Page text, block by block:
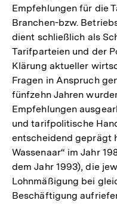
Empfehlungen für die
Branchen-bzw.
dient schließlich als
Tarifparteien und der
Klärung aktueller
Fragen in Anspruch
fünfzehn Jahren
Empfehlungen
und tarifpolitische
entscheidend geprägt
Wassenaar“ im Jahr
dem Jahr 1993), die
Lohnmäßigung bei
Beschäftigung